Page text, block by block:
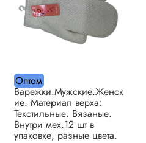
Оптом
Варежки.Мужские.Женск
ие. Материал верха:
Текстильные. Вязаные.
Внутри мех.12 шт в
упаковке, разные цвета.